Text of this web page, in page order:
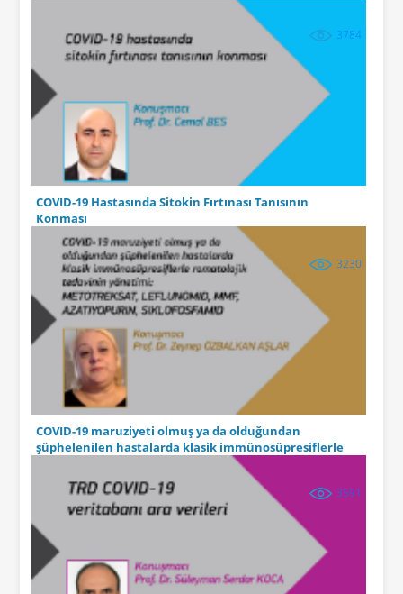
3784
COVID-19 Hastasında Sitokin Fırtınası Tanısının
Konması
3230
COVID-19 maruziyeti olmuş ya da olduğundan
şüphelenilen hastalarda klasik immünosüpresiflerle
3591